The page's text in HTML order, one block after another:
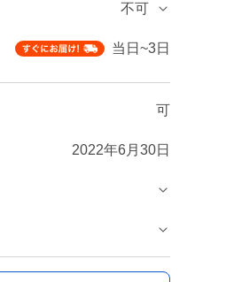
不可
当日~3日
可
2022年6月30日